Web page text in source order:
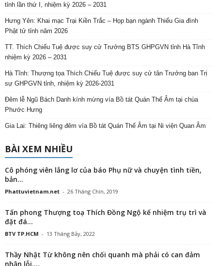
tỉnh lần thứ I, nhiệm kỳ 2026 – 2031
Hưng Yên: Khai mạc Trại Kiền Trắc – Họp bạn ngành Thiếu Gia đình
Phật tử tỉnh năm 2026
TT. Thích Chiếu Tuệ được suy cử Trưởng BTS GHPGVN tỉnh Hà Tĩnh
nhiệm kỳ 2026 – 2031
Hà Tĩnh: Thượng tọa Thích Chiếu Tuệ được suy cử tân Trưởng ban Trị
sự GHPGVN tỉnh, nhiệm kỳ 2026-2031
Đêm lễ Ngũ Bách Danh kính mừng vía Bồ tát Quán Thế Âm tại chùa
Phước Hưng
Gia Lai: Thiêng liêng đêm vía Bồ tát Quán Thế Âm tại Ni viện Quan Âm
BÀI XEM NHIỀU
Cô phóng viên lẳng lơ của báo Phụ nữ và chuyện tình tiền,
bản...
Phattuvietnam.net - 26 Tháng Chín, 2019
Tấn phong Thượng toạ Thích Đồng Ngộ kế nhiệm trụ trì và
đặt đá...
BTV TP.HCM - 13 Tháng Bảy, 2022
Thầy Nhật Từ không nên chối quanh mà phải có can đảm
nhận lỗi,...